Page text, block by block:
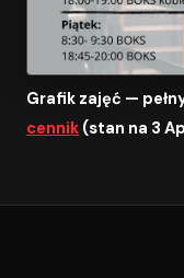
Grafik zajęć —
cennik (stan na 3